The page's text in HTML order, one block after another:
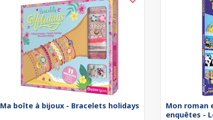
Ma boîte à bijoux - Bracelets holidays
Mon roman
enquêtes -